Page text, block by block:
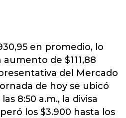
en promedio, lo
de $111,88
del Mercado
de hoy se ubicó
8:50 a.m., la divisa
los $3.900 hasta los